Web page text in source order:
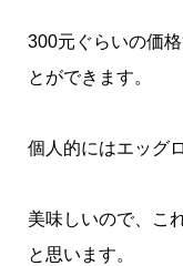
300元ぐらいの価
とができます。
個人的にはエッグ
美味しいので、こ
と思います。